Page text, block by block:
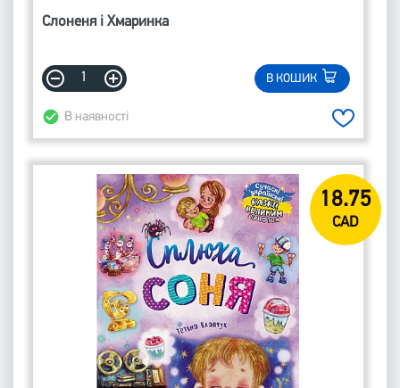
Слоненя і Хмаринка
В КОШИК
В наявності
18.75
CAD